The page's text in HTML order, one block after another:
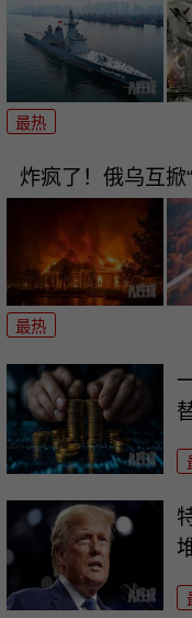
最热
炸疯了！俄乌互掀
最热